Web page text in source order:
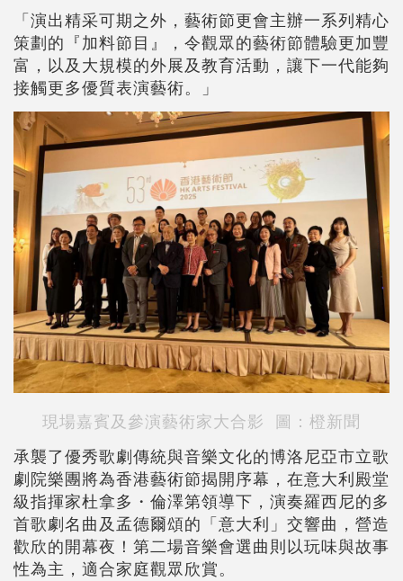
「演出精采可期之外，藝術節更會主辦一系列精心
策劃的『加料節目』，令觀眾的藝術節體驗更加豐
富，以及大規模的外展及教育活動，讓下一代能夠
接觸更多優質表演藝術。」
現場嘉賓及參演藝術家大合影 圖：橙新聞
承襲了優秀歌劇傳統與音樂文化的博洛尼亞市立歌
劇院樂團將為香港藝術節揭開序幕，在意大利殿堂
級指揮家杜拿多・倫澤第領導下，演奏羅西尼的多
首歌劇名曲及孟德爾頌的「意大利」交響曲，營造
歡欣的開幕夜！第二場音樂會選曲則以玩味與故事
性為主，適合家庭觀眾欣賞。